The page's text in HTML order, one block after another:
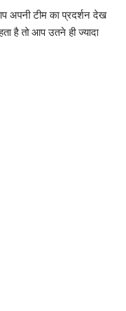
अपनी टीम का प्रदर्शन देख
है तो आप उतने ही ज्यादा